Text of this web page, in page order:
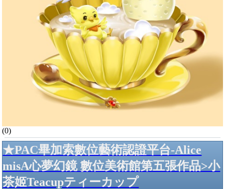
(0)
★PAC畢加索數位藝術認證平台-Alice
misA心夢幻鏡 數位美術館第五張作品>小
茶姬Teacupティーカップ